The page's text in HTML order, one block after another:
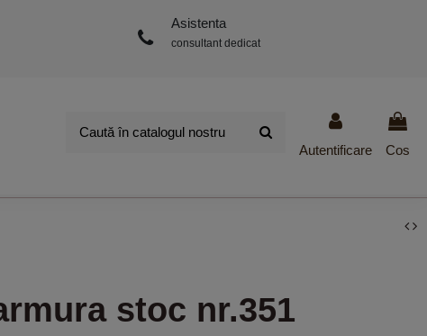
Asistenta
consultant dedicat
Autentificare
Cos
stoc nr.351